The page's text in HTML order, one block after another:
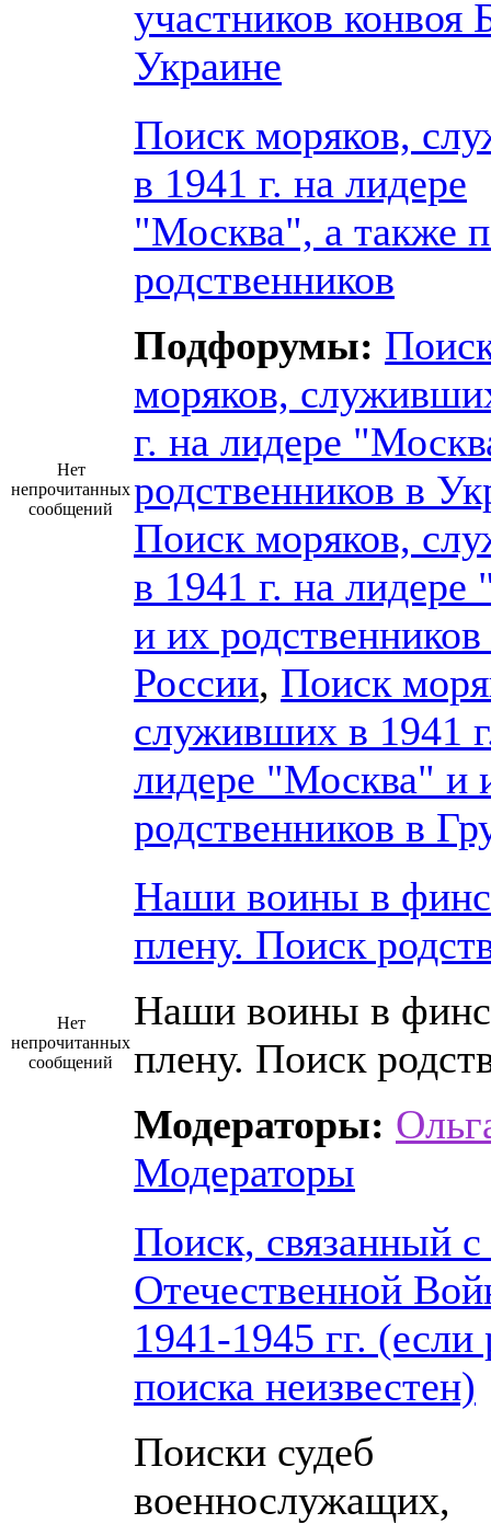
участников конвоя
Украине
Нет
непрочитанных
сообщений
Поиск моряков,
в 1941 г. на лидере
"Москва", а также
родственников
Подфорумы:
моряков,
г. на лидере
родственников в
Поиск моряков,
в 1941 г. на
и их родственников
России, Поиск
служивших в 1941
лидере "Москва" и
родственников в
Нет
непрочитанных
сообщений
Наши воины в
плену. Поиск
Наши воины в
плену. Поиск
Модераторы:
Модераторы
Поиск, связанный
Отечественной
1941-1945 гг. (если
поиска неизвестен)
Поиски судеб
военнослужащих,